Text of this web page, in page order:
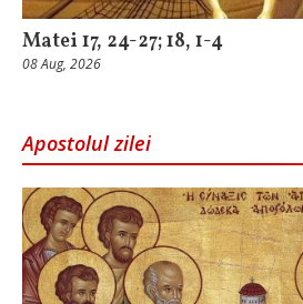
Matei 17, 24-27; 18, 1-4
08 Aug, 2026
Apostolul zilei